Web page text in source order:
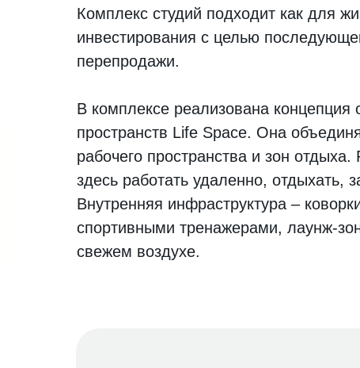
Комплекс студий подходит как для
инвестирования с целью
перепродажи.
В комплексе реализована концепция
пространств Life Space. Она
рабочего пространства и зон отдыха.
здесь работать удаленно, отдыхать,
Внутренняя инфраструктура ‒
спортивными тренажерами, лаунж-
свежем воздухе.